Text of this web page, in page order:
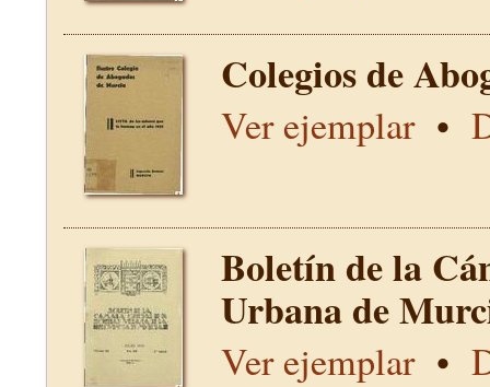
Colegios de
Ver ejemplar•
Boletín de la
Urbana de
Ver ejemplar•